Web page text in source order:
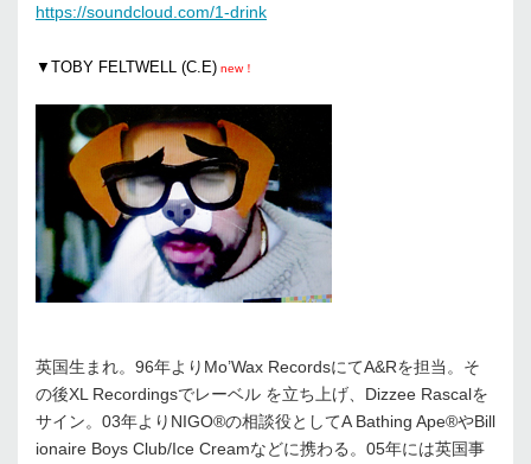
https://soundcloud.com/1-drink
▼TOBY FELTWELL (C.E) new！
英国生まれ。96年よりMo’Wax RecordsにてA&Rを担当。そ
の後XL Recordingsでレーベル を立ち上げ、Dizzee Rascalを
サイン。03年よりNIGO®の相談役としてA Bathing Ape®やBill
ionaire Boys Club/Ice Creamなどに携わる。05年には英国事